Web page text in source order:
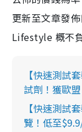
更新至文章發
Lifestyle 概不
【快速測試
試劑！獲歐
【快速測試
覽！低至